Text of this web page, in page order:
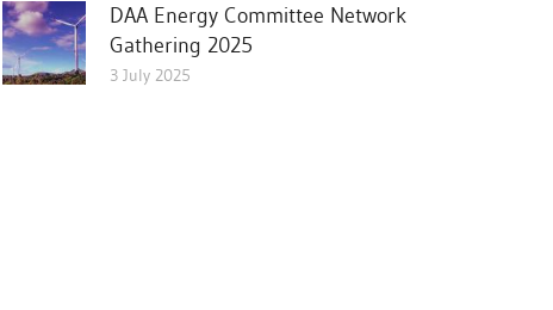
DAA Energy Committee Network
Gathering 2025
3 July 2025